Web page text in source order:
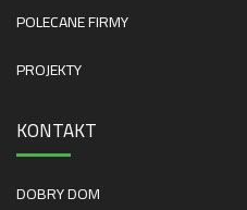
POLECANE FIRMY
PROJEKTY
KONTAKT
DOBRY DOM